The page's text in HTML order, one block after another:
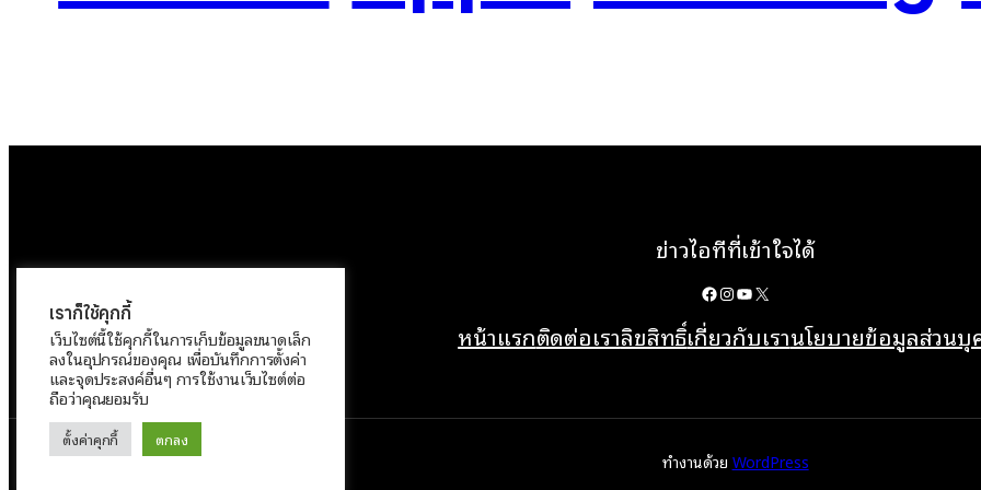
ข่าวไอทีที่เข้าใจได้
Facebook
Instagram
YouTube
X
หน้าแรกติดต่อเราลิขสิทธิ์เกี่ยวกับเรานโยบายข้อมูลส่วน
ทำงานด้วย WordPress
เราก็ใช้คุกกี้
เว็บไซต์นี้ใช้คุกกี้ในการเก็บข้อมูลขนาดเล็ก
ลงในอุปกรณ์ของคุณ เพื่อบันทึกการตั้งค่า
และจุดประสงค์อื่นๆ การใช้งานเว็บไซต์ต่อ
ถือว่าคุณยอมรับ
ตั้งค่าคุกกี้ ตกลง